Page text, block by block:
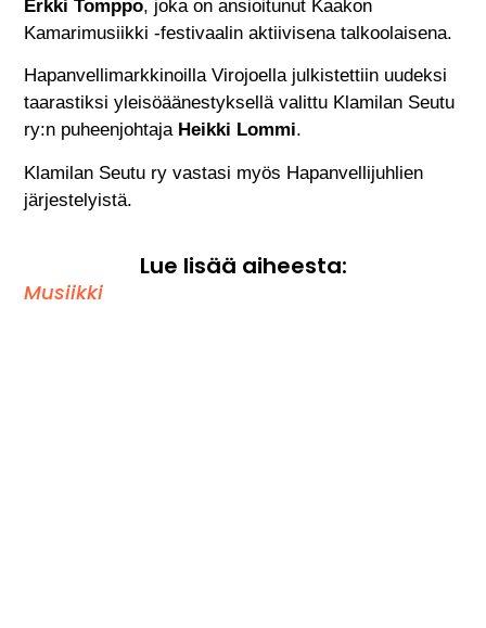
Erkki Tomppo, joka on ansioitunut Kaakon
Kamarimusiikki -festivaalin aktiivisena talkoolaisena.
Hapanvellimarkkinoilla Virojoella julkistettiin uudeksi
taarastiksi yleisöäänestyksellä valittu Klamilan Seutu
ry:n puheenjohtaja Heikki Lommi.
Klamilan Seutu ry vastasi myös Hapanvellijuhlien
järjestelyistä.
Lue lisää aiheesta:
Musiikki